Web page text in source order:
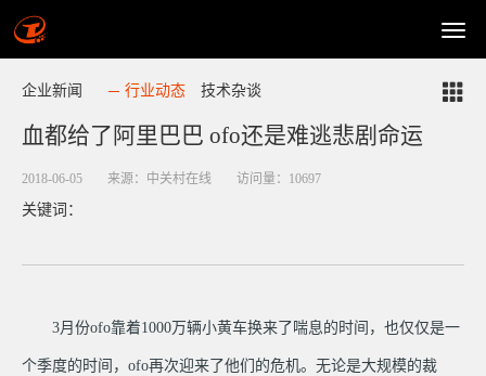
企业新闻 行业动态 技术杂谈
血都给了阿里巴巴 ofo还是难逃悲剧命运
2018-06-05 来源：中关村在线 访问量：10697
关键词：
3月份ofo靠着1000万辆小黄车换来了喘息的时间，也仅仅是一
个季度的时间，ofo再次迎来了他们的危机。无论是大规模的裁